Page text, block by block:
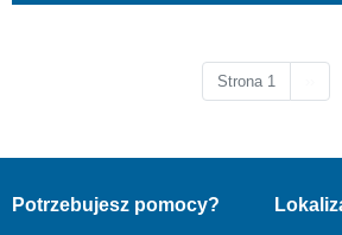
Strona 1
Potrzebujesz pomocy?